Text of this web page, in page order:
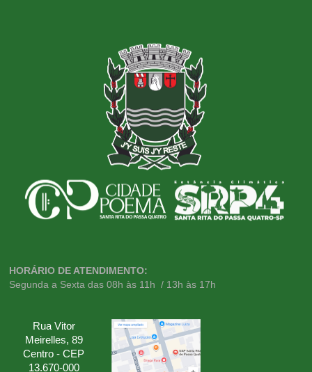
HORÁRIO DE ATENDIMENTO:
Segunda a Sexta das 08h às 11h / 13h às 17h
Rua Vitor
Meirelles, 89
Centro - CEP
13.670-000